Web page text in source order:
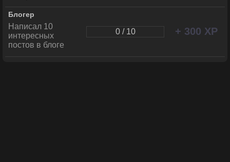
Блогер
Написал 10
интересных
постов в блоге
0 / 10 + 300 XP